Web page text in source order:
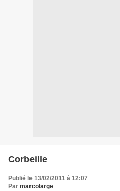
Corbeille
Publié le 13/02/2011 à 12:07
Par marcolarge